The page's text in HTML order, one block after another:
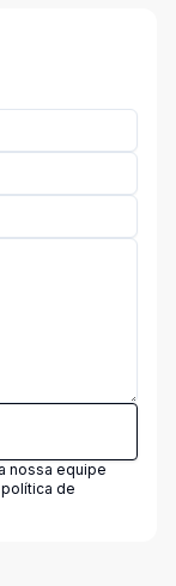
nossa equipe
política de